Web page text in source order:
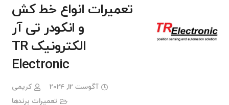
تعمیرات انواع خط کش
و انکودر تی آر
الکترونیک TR
Electronic
آگوست 12, 2024
کریمی
تعمیرات برندها